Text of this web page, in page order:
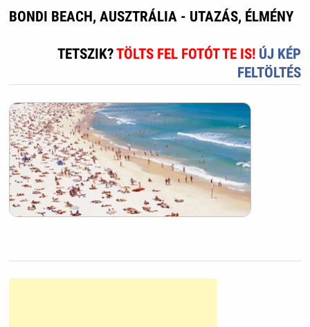
BONDI BEACH, AUSZTRÁLIA - UTAZÁS, ÉLMÉNY
TETSZIK?TÖLTS FEL FOTÓT TE IS! ÚJ KÉP
FELTÖLTÉS